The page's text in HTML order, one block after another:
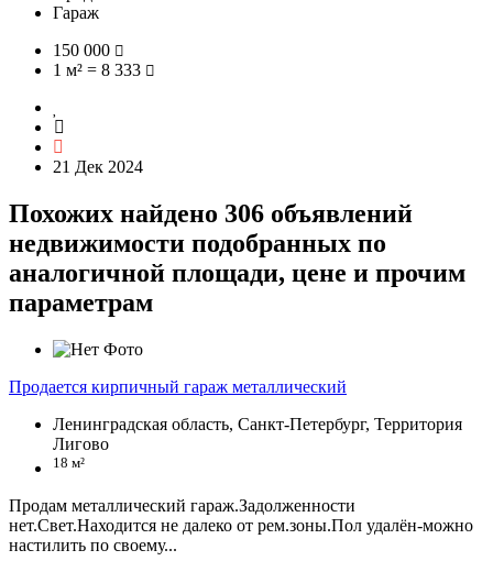
Гараж
150 000
1 м² = 8 333
21 Дек 2024
Похожих найдено 306 объявлений
недвижимости подобранных по
аналогичной площади, цене и прочим
параметрам
Продается кирпичный гараж металлический
Ленинградская область, Санкт-Петербург, Территория
Лигово
18 м²
Продам металлический гараж.Задолженности
нет.Свет.Находится не далеко от рем.зоны.Пол удалён-можно
настилить по своему...